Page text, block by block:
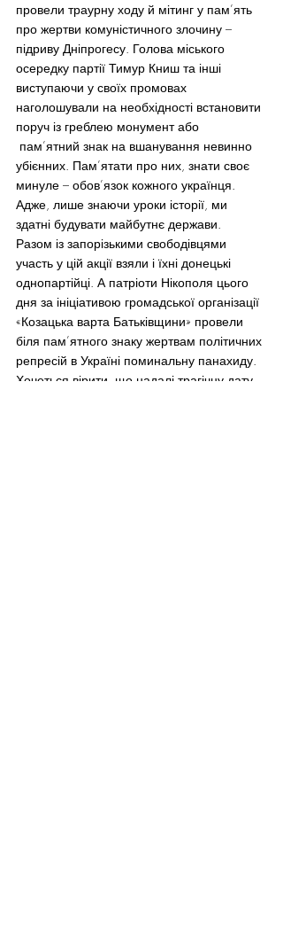
провели траурну ходу й мітинг у пам’ять
про жертви комуністичного злочину –
підриву Дніпрогесу. Голова міського
осередку партії Тимур Книш та інші
виступаючи у своїх промовах
наголошували на необхідності встановити
поруч із греблею монумент або
пам’ятний знак на вшанування невинно
убієнних. Пам’ятати про них, знати своє
минуле – обов’язок кожного українця.
Адже, лише знаючи уроки історії, ми
здатні будувати майбутнє держави.
Разом із запорізькими свободівцями
участь у цій акції взяли і їхні донецькі
однопартійці. А патріоти Нікополя цього
дня за ініціативою громадської організації
«Козацька варта Батьківщини» провели
біля пам’ятного знаку жертвам політичних
репресій в Україні поминальну панахиду.
Хочеться вірити, що надалі трагічну дату